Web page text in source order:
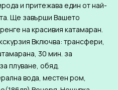
и притежава един от най-
Ще завърши Вашето
на красивия катамаран.
Включва: трансфери,
30 мин. за
плуване, обяд,
вода, местен ром,